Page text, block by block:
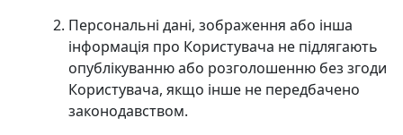
Персональні дані, зображення або інша
інформація про Користувача не підлягають
опублікуванню або розголошенню без згоди
Користувача, якщо інше не передбачено
законодавством.